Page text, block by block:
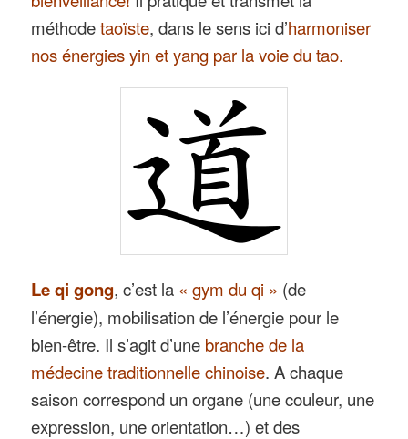
méthodetaoïste, dans le sens ici d’harmoniser
nos énergies yin et yang par la voie du tao.
Le qi gong, c’est la « gym du qi » (de
l’énergie), mobilisation de l’énergie pour le
bien-être. Il s’agit d’une branche de la
médecine traditionnelle chinoise. A chaque
saison correspond un organe (une couleur, une
expression, une orientation…) et des